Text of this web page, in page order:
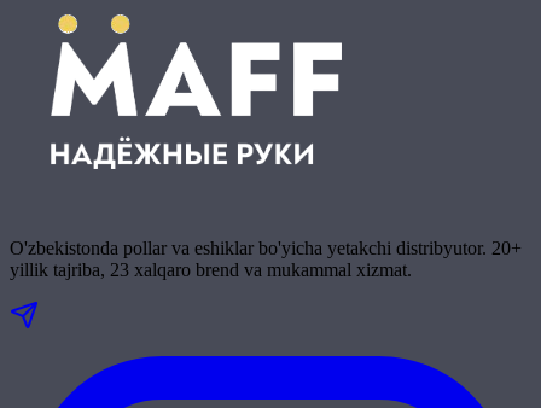
O'zbekistonda pollar va eshiklar bo'yicha yetakchi distribyutor. 20+
yillik tajriba, 23 xalqaro brend va mukammal xizmat.